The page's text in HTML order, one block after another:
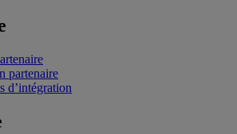
partenaire
d’intégration